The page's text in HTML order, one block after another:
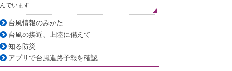
んでいます
台風情報のみかた
台風の接近、上陸に備えて
知る防災
アプリで台風進路予報を確認